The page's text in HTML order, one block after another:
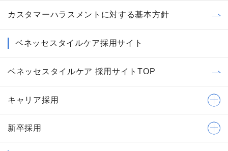
カスタマーハラスメントに対する基本方針
ベネッセスタイルケア採用サイト
ベネッセスタイルケア 採用サイトTOP
キャリア採用
新卒採用